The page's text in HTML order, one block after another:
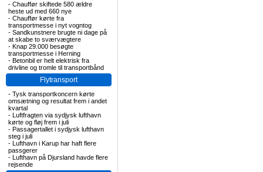
- Chauffør skiftede 580 ældre
heste ud med 660 nye
- Chauffør kørte fra
transportmesse i nyt vogntog
- Sandkunstnere brugte ni dage på
at skabe to sværvægtere
- Knap 29.000 besøgte
transportmesse i Herning
- Betonbil er helt elektrisk fra
drivline og tromle til transportbånd
Flytransport
- Tysk transportkoncern kørte
omsætning og resultat frem i andet
kvartal
- Luftfragten via sydjysk lufthavn
kørte og fløj frem i juli
- Passagertallet i sydjysk lufthavn
steg i juli
- Lufthavn i Karup har haft flere
passgerer
- Lufthavn på Djursland havde flere
rejsende